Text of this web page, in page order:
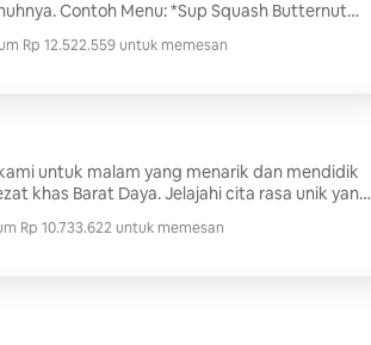
Butternut
Skirt Steak Panggang dengan Chimichurri
Ubi Jalar* Kue Cokelat Tanpa Tepung*
Rp 12.522.559 untuk memesan
untuk malam yang menarik dan mendidik
khas Barat Daya. Jelajahi cita rasa unik yang
sambil menikmati pilihan 6-8 cicipan lezat
Rp 10.733.622 untuk memesan